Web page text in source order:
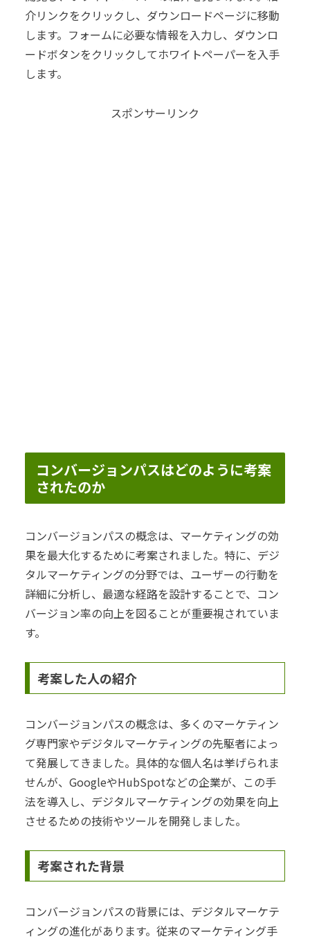
介リンクをクリックし、ダウンロードページに移動
します。フォームに必要な情報を入力し、ダウンロ
ードボタンをクリックしてホワイトペーパーを入手
します。
スポンサーリンク
コンバージョンパスはどのように考案
されたのか
コンバージョンパスの概念は、マーケティングの効
果を最大化するために考案されました。特に、デジ
タルマーケティングの分野では、ユーザーの行動を
詳細に分析し、最適な経路を設計することで、コン
バージョン率の向上を図ることが重要視されていま
す。
考案した人の紹介
コンバージョンパスの概念は、多くのマーケティン
グ専門家やデジタルマーケティングの先駆者によっ
て発展してきました。具体的な個人名は挙げられま
せんが、GoogleやHubSpotなどの企業が、この手
法を導入し、デジタルマーケティングの効果を向上
させるための技術やツールを開発しました。
考案された背景
コンバージョンパスの背景には、デジタルマーケテ
ィングの進化があります。従来のマーケティング手